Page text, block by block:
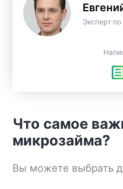
Эксперт
Что самое
микрозайма?
Вы можете выбрать